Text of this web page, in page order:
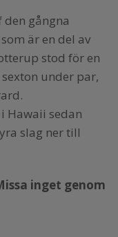
gångna
är en del av
stod för en
under par,
Hawaii sedan
slag ner till
inget genom